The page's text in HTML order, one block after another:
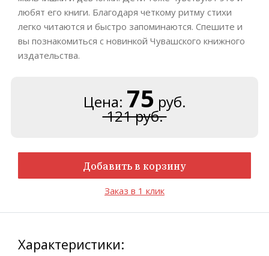
любят его книги. Благодаря четкому ритму стихи
легко читаются и быстро запоминаются. Спешите и
вы познакомиться с новинкой Чувашского книжного
издательства.
Цена: 75 руб.
121 руб.
Добавить в корзину
Заказ в 1 клик
Характеристики: